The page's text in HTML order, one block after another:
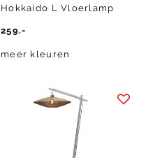
Hokkaido L Vloerlamp
259.-
meer kleuren